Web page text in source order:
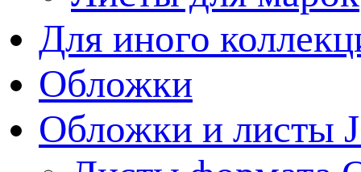
Для иного
Обложки
Обложки и листы